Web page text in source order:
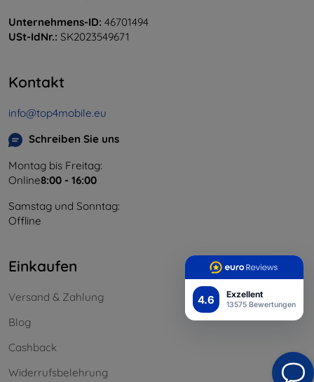
4.6 Exzellent
13575 Bewertungen
Unternehmens-ID: 46701494
USt-IdNr.: SK2023549671
Kontakt
info@top4mobile.eu
Schreiben Sie uns
Montag bis Freitag:
Online8:00 - 16:00
Samstag und Sonntag:
Offline
Einkaufen
Versand & Zahlung
Blog
Cashback
Widerrufsbelehrung